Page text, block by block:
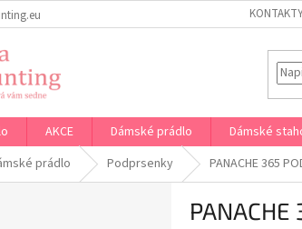
AKCE Dámské prádlo Dámské
prádlo Podprsenky PANACHE 365